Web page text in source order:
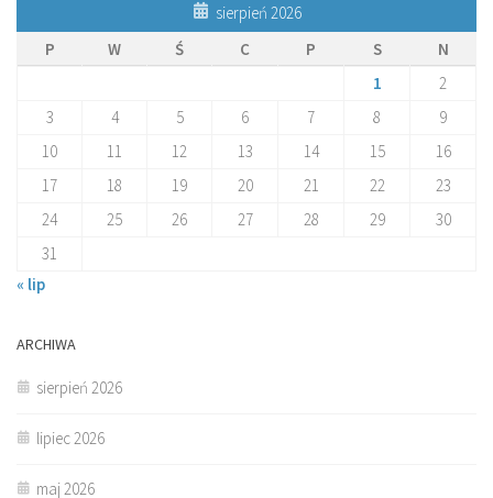
sierpień 2026
P
W Ś C P S
N
1
2
3
4 5 6 7 8
9
10
11 12 13 14 15
16
17
18 19 20 21 22
23
24
25 26 27 28 29
30
31
« lip
ARCHIWA
sierpień 2026
lipiec 2026
maj 2026